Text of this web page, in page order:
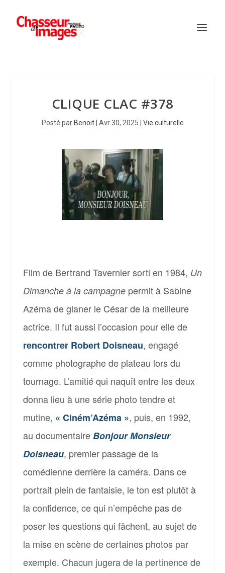
CLIQUE CLAC #378
Posté par Benoit| Avr 30, 2025 Vie culturelle
Film de Bertrand Tavernier sorti en 1984, Un
Dimanche à la campagnepermit à Sabine
Azéma de glaner le César de la meilleure
actrice. Il fut aussi l’occasion pour elle de
rencontrer Robert Doisneau, engagé
comme photographe de plateau lors du
tournage. L’amitié qui naquît entre les deux
donna lieu à une série photo tendre et
mutine, « Ciném’Azéma », puis, en 1992,
au documentaire Bonjour Monsieur
Doisneau, premier passage de la
comédienne derrière la caméra. Dans ce
portrait plein de fantaisie, le ton est plutôt à
la confidence, ce qui n’empêche pas de
poser les questions qui fâchent, au sujet de
la mise en scène de certaines photos par
exemple. Chacun jugera de la pertinence de